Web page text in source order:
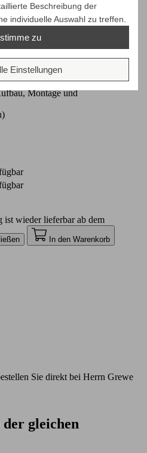
Montage und
wieder lieferbar ab dem
In den Warenkorb
Sie direkt bei Herrn Grewe
gleichen
Beschreibung der
individuelle Auswahl zu treffen.
zu
Einstellungen